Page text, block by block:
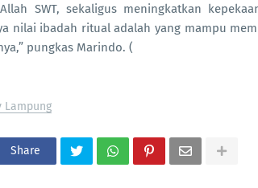
SWT, sekaligus meningkatkan
nilai ibadah ritual adalah yang mampu
pungkas Marindo. (
Lampung
Share